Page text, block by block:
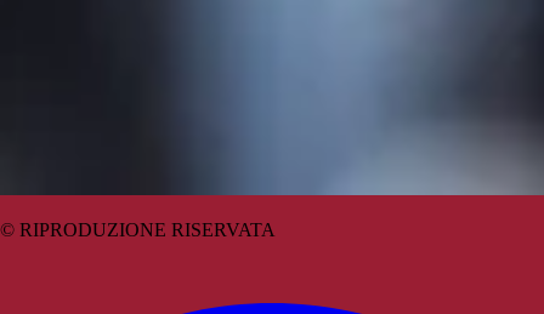
© RIPRODUZIONE RISERVATA